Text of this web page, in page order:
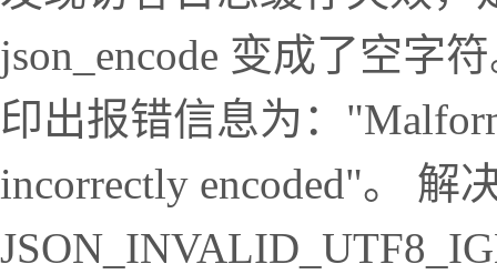
json_encode 变成了空字
印出报错信息为：
incorrectly encoded"。 解